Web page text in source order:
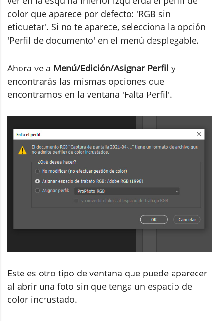
color que aparece por defecto: 'RGB sin
etiquetar'. Si no te aparece, selecciona la opción
'Perfil de documento' en el menú desplegable.
Ahora ve a Menú/Edición/Asignar Perfil y
encontrarás las mismas opciones que
encontramos en la ventana 'Falta Perfil'.
Este es otro tipo de ventana que puede aparecer
al abrir una foto sin que tenga un espacio de
color incrustado.